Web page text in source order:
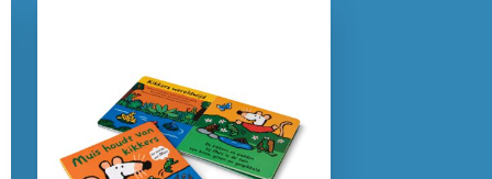
3 – 5 jaar
Dieren & natuur
Non-fictie
Peuterboeken
Spelen & leren